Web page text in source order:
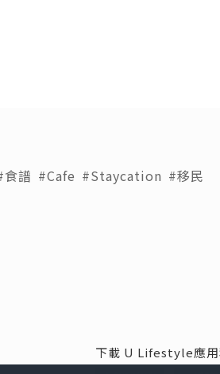
食譜 #Cafe #Staycation #移民
下載 U Lifestyle應